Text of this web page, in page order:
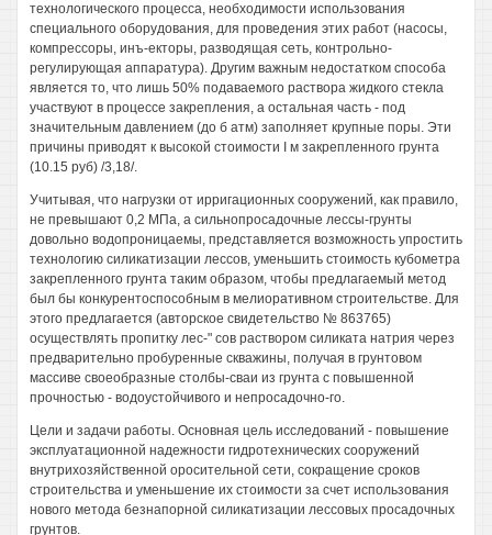
технологического процесса, необходимости использования
специального оборудования, для проведения этих работ (насосы,
компрессоры, инъ-екторы, разводящая сеть, контрольно-
регулирующая аппаратура). Другим важным недостатком способа
является то, что лишь 50% подаваемого раствора жидкого стекла
участвуют в процессе закрепления, а остальная часть - под
значительным давлением (до б атм) заполняет крупные поры. Эти
причины приводят к высокой стоимости I м закрепленного грунта
(10.15 руб) /3,18/.
Учитывая, что нагрузки от ирригационных сооружений, как правило,
не превышают 0,2 МПа, а сильнопросадочные лессы-грунты
довольно водопроницаемы, представляется возможность упростить
технологию силикатизации лессов, уменьшить стоимость кубометра
закрепленного грунта таким образом, чтобы предлагаемый метод
был бы конкурентоспособным в мелиоративном строительстве. Для
этого предлагается (авторское свидетельство № 863765)
осуществлять пропитку лес-" сов раствором силиката натрия через
предварительно пробуренные скважины, получая в грунтовом
массиве своеобразные столбы-сваи из грунта с повышенной
прочностью - водоустойчивого и непросадочно-го.
Цели и задачи работы. Основная цель исследований - повышение
эксплуатационной надежности гидротехнических сооружений
внутрихозяйственной оросительной сети, сокращение сроков
строительства и уменьшение их стоимости за счет использования
нового метода безнапорной силикатизации лессовых просадочных
грунтов.